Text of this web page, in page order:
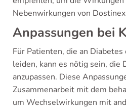
Nebenwirkungen von
Anpassungen bei
Für Patienten, die an
leiden, kann es nötig sein, die
anzupassen. Diese
Zusammenarbeit mit dem
um Wechselwirkungen mit